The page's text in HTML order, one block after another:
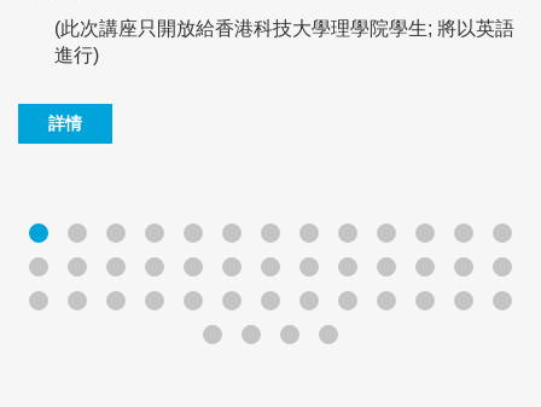
(此次講座只開放給香港科技大學理學院學生; 將以英語
進行)
詳情